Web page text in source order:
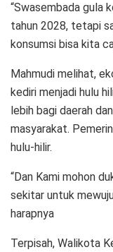
“Swasembada gula
tahun 2028, tetapi
konsumsi bisa kita
Mahmudi melihat,
kediri menjadi hulu
lebih bagi daerah
masyarakat.
hulu-hilir.
“Dan Kami mohon
sekitar untuk
harapnya
Terpisah, Walikota